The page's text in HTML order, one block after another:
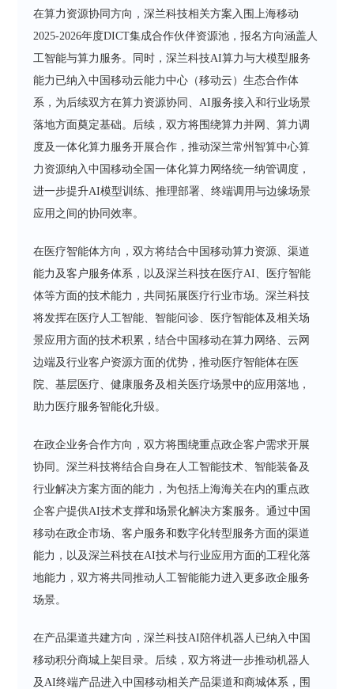
在算力资源协同方向，深兰科技相关方案入围上海移动
2025-2026年度DICT集成合作伙伴资源池，报名方向涵盖人
工智能与算力服务。同时，深兰科技AI算力与大模型服务
能力已纳入中国移动云能力中心（移动云）生态合作体
系，为后续双方在算力资源协同、AI服务接入和行业场景
落地方面奠定基础。后续，双方将围绕算力并网、算力调
度及一体化算力服务开展合作，推动深兰常州智算中心算
力资源纳入中国移动全国一体化算力网络统一纳管调度，
进一步提升AI模型训练、推理部署、终端调用与边缘场景
应用之间的协同效率。
在医疗智能体方向，双方将结合中国移动算力资源、渠道
能力及客户服务体系，以及深兰科技在医疗AI、医疗智能
体等方面的技术能力，共同拓展医疗行业市场。深兰科技
将发挥在医疗人工智能、智能问诊、医疗智能体及相关场
景应用方面的技术积累，结合中国移动在算力网络、云网
边端及行业客户资源方面的优势，推动医疗智能体在医
院、基层医疗、健康服务及相关医疗场景中的应用落地，
助力医疗服务智能化升级。
在政企业务合作方向，双方将围绕重点政企客户需求开展
协同。深兰科技将结合自身在人工智能技术、智能装备及
行业解决方案方面的能力，为包括上海海关在内的重点政
企客户提供AI技术支撑和场景化解决方案服务。通过中国
移动在政企市场、客户服务和数字化转型服务方面的渠道
能力，以及深兰科技在AI技术与行业应用方面的工程化落
地能力，双方将共同推动人工智能能力进入更多政企服务
场景。
在产品渠道共建方向，深兰科技AI陪伴机器人已纳入中国
移动积分商城上架目录。后续，双方将进一步推动机器人
及AI终端产品进入中国移动相关产品渠道和商城体系，围